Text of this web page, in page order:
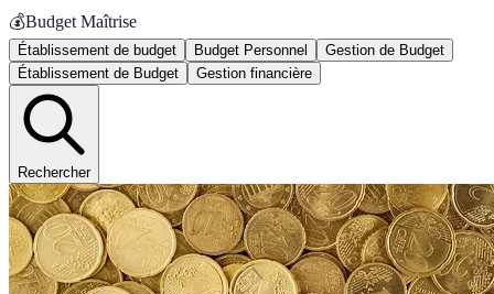
💰Budget Maîtrise
Établissement de budget Budget Personnel
Gestion de Budget
Établissement de Budget
Gestion financière
Rechercher